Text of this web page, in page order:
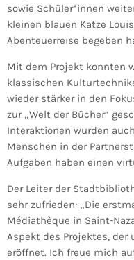
sowie Schüler*innen
kleinen blauen Katze
Abenteuerreise begeben
Mit dem Projekt konnten
klassischen
wieder stärker in den
zur „Welt der Bücher“
Interaktionen wurden
Menschen in der
Aufgaben haben einen
Der Leiter der
sehr zufrieden: „Die
Médiathèque in Saint-
Aspekt des Projektes, der
eröffnet. Ich freue mich